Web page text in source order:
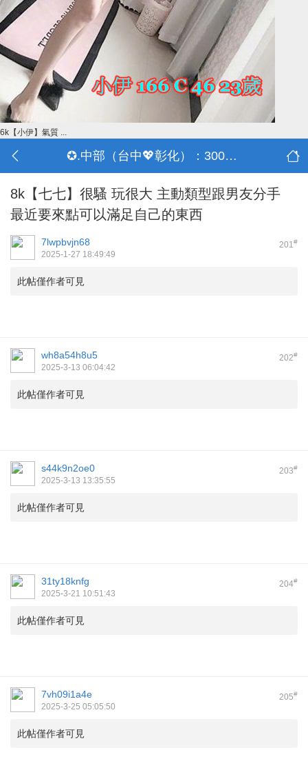
6k【小伊】氣質 ...
✪.中部（台中💖彰化）：3000-30000
8k【七七】很騷 玩很大 主動類型跟男友分手
最近要來點可以滿足自己的東西
201#
7lwpbvjn68
2025-1-27 18:49:49
此帖僅作者可見
202#
wh8a54h8u5
2025-3-13 06:04:42
此帖僅作者可見
203#
s44k9n2oe0
2025-3-13 13:35:55
此帖僅作者可見
204#
31ty18knfg
2025-3-21 10:51:43
此帖僅作者可見
205#
7vh09i1a4e
2025-3-25 05:05:50
此帖僅作者可見